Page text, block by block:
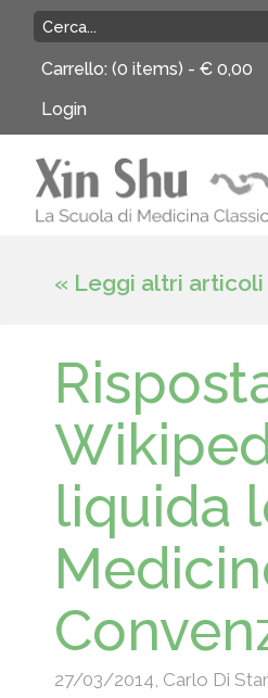
Carrello: (0 items) - € 0,00
Login
« Leggi altri
liquida
27/03/2014, Carlo Di